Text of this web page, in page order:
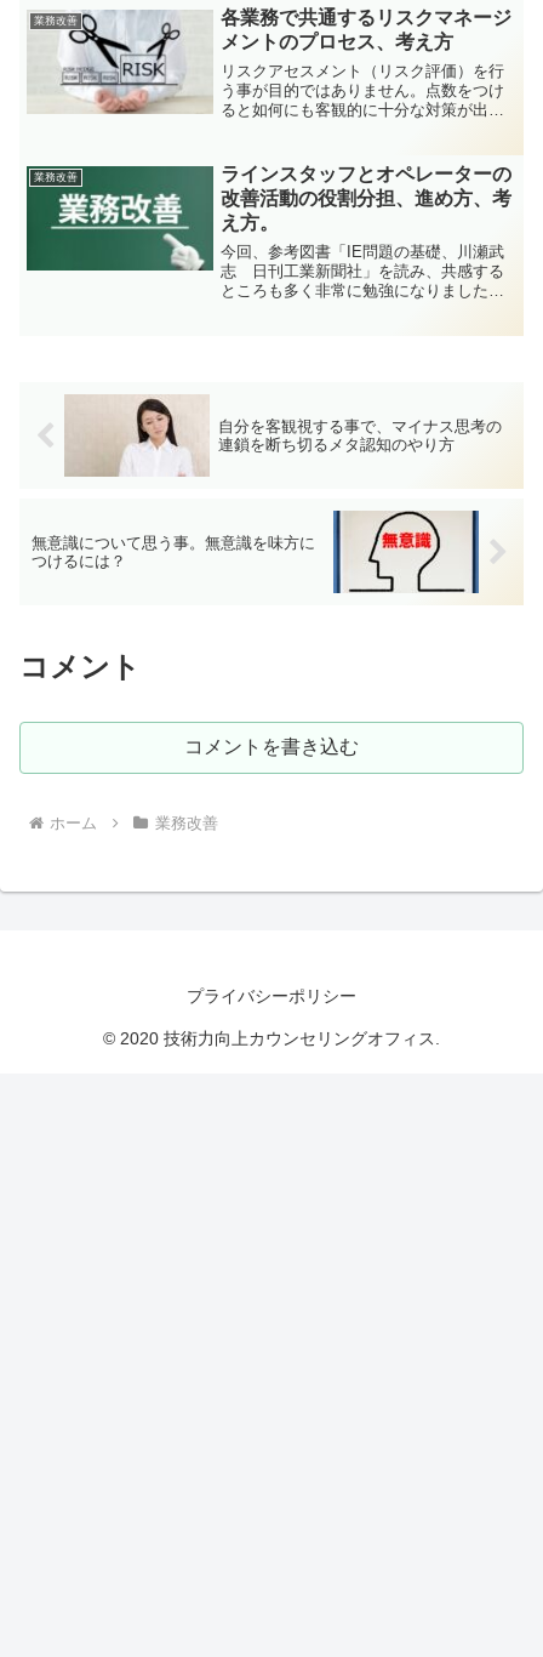
般を対象として、個人的な見解を紹介し
たいと思います。決して記載...
業務改善
各業務で共通するリスクマネージ
メントのプロセス、考え方
リスクアセスメント（リスク評価）を行
う事が目的ではありません。点数をつけ
ると如何にも客観的に十分な対策が出来
バーで現状を把握できるような準備をし
て、まずは、リスクを十分...
業務改善
ラインスタッフとオペレーターの
改善活動の役割分担、進め方、考
え方。
今回、参考図書「IE問題の基礎、川瀬武
志 日刊工業新聞社」を読み、共感する
ところも多く非常に勉強になりました。
自分を客観視する事で、マイナス思考の
連鎖を断ち切るメタ認知のやり方
無意識について思う事。無意識を味方に
つけるには？
コメント
コメントを書き込む
ホーム 業務改善
プライバシーポリシー
© 2020 技術力向上カウンセリングオフィス.